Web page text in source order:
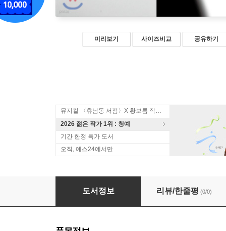
미리보기 사이즈비교 공유하기
뮤지컬 〈휴남동 서점〉X 황보름 작가 북토크
2026 젊은 작가 1위 : 청예
기간 한정 특가 도서
오직, 예스24에서만
나의 아름답고 젊은 아내
도서정보 리뷰/한줄평 (0/0)